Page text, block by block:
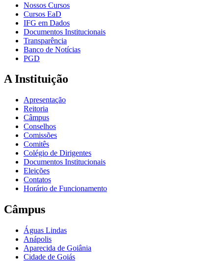
Nossos Cursos
Cursos EaD
IFG em Dados
Documentos Institucionais
Transparência
Banco de Notícias
PGD
A Instituição
Apresentação
Reitoria
Câmpus
Conselhos
Comissões
Comitês
Colégio de Dirigentes
Documentos Institucionais
Eleições
Contatos
Horário de Funcionamento
Câmpus
Águas Lindas
Anápolis
Aparecida de Goiânia
Cidade de Goiás